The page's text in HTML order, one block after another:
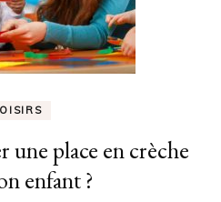
place en crèche
enfant ?